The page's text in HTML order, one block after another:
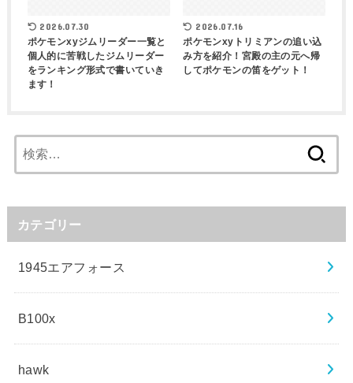
2026.07.30
ポケモンxyジムリーダー一覧と
個人的に苦戦したジムリーダー
をランキング形式で書いていき
ます！
2026.07.16
ポケモンxyトリミアンの追い込
み方を紹介！宮殿の主の元へ帰
してポケモンの笛をゲット！
索:
カテゴリー
1945エアフォース
B100x
hawk